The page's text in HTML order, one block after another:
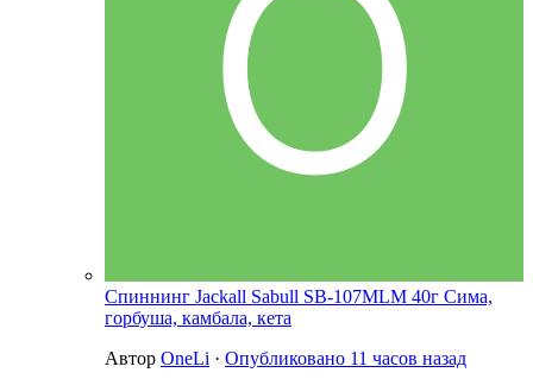
Спиннинг Jackall Sabull SB-107MLM 40г Сима,
горбуша, камбала, кета
Автор OneLi · Опубликовано 11 часов назад